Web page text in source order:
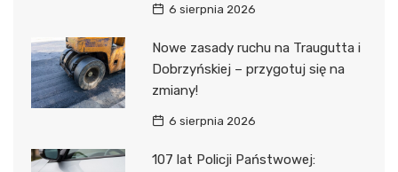
6 sierpnia 2026
Nowe zasady ruchu na Traugutta i
Dobrzyńskiej – przygotuj się na
zmiany!
6 sierpnia 2026
107 lat Policji Państwowej: